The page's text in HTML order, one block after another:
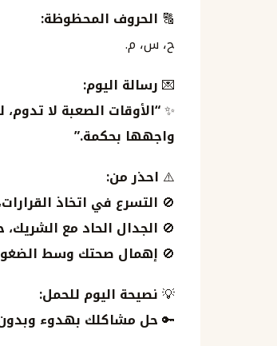
🔠 الحروف المحظوظة:
ح، س، م.
💌رسالة اليوم:
✨“الأوقات الصعبة لا
واجهها بحكمة.”
⚠️ احذر من:
🚫 التسرع في اتخاذ
🚫 الجدال الحاد مع
🚫 إهمال صحتك وسط
💡نصيحة اليوم للحمل:
🔑حل مشاكلك بهدوء